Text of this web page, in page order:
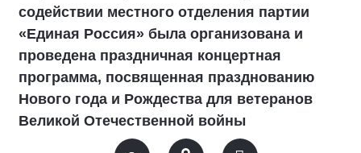
содействии местного отделения партии
«Единая Россия» была организована и
проведена праздничная концертная
программа, посвященная празднованию
Нового года и Рождества для ветеранов
Великой Отечественной войны